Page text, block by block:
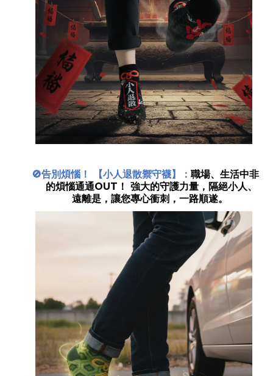
🚫告別煩惱！ 【小人退散禦守襪】： 職場、生活中非
的煩惱通通OUT ！ 強大的守護力量，隔絕小人、
遠離是，讓您專心衝刺，一路順遂。